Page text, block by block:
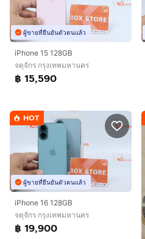
ผู้ขายที่ยืนยันตัวตนแล้ว
iPhone 15 128GB
จตุจักร กรุงเทพมหานคร
฿ 15,590
HOT
ผู้ขายที่ยืนยันตัวตนแล้ว
iPhone 16 128GB
จตุจักร กรุงเทพมหานคร
฿ 19,900